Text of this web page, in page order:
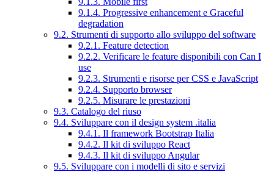
9.1.4. Progressive enhancement e Graceful
degradation
9.2. Strumenti di supporto allo sviluppo del software
9.2.1. Feature detection
9.2.2. Verificare le feature disponibili con Can I
use
9.2.3. Strumenti e risorse per CSS e JavaScript
9.2.4. Supporto browser
9.2.5. Misurare le prestazioni
9.3. Catalogo del riuso
9.4. Sviluppare con il design system .italia
9.4.1. Il framework Bootstrap Italia
9.4.2. Il kit di sviluppo React
9.4.3. Il kit di sviluppo Angular
9.5. Sviluppare con i modelli di sito e servizi